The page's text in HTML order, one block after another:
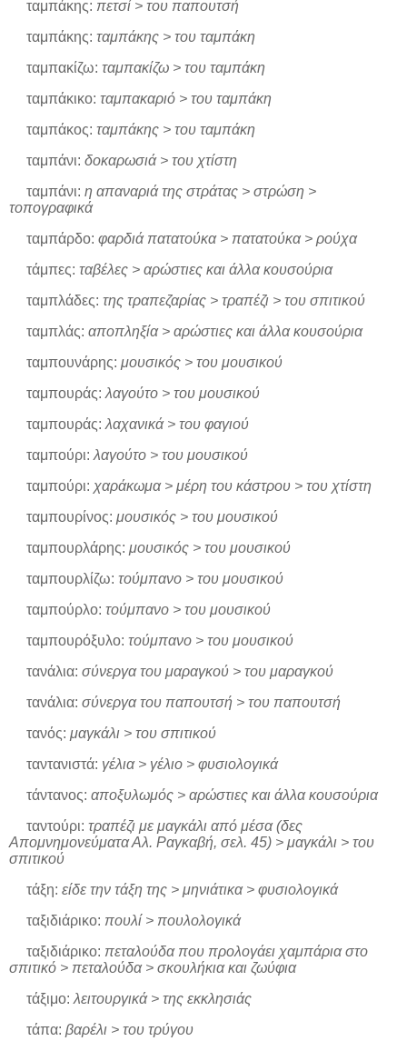
ταμπάκης: πετσί > του παπουτσή
ταμπάκης: ταμπάκης > του ταμπάκη
ταμπακίζω: ταμπακίζω > του ταμπάκη
ταμπάκικο: ταμπακαριό > του ταμπάκη
ταμπάκος: ταμπάκης > του ταμπάκη
ταμπάνι: δοκαρωσιά > του χτίστη
ταμπάνι: η απαναριά της στράτας > στρώση >
τοπογραφικά
ταμπάρδο: φαρδιά πατατούκα > πατατούκα > ρούχα
τάμπες: ταβέλες > αρώστιες και άλλα κουσούρια
ταμπλάδες: της τραπεζαρίας > τραπέζι > του σπιτικού
ταμπλάς: αποπληξία > αρώστιες και άλλα κουσούρια
ταμπουνάρης: μουσικός > του μουσικού
ταμπουράς: λαγούτο > του μουσικού
ταμπουράς: λαχανικά > του φαγιού
ταμπούρι: λαγούτο > του μουσικού
ταμπούρι: χαράκωμα > μέρη του κάστρου > του χτίστη
ταμπουρίνος: μουσικός > του μουσικού
ταμπουρλάρης: μουσικός > του μουσικού
ταμπουρλίζω: τούμπανο > του μουσικού
ταμπούρλο: τούμπανο > του μουσικού
ταμπουρόξυλο: τούμπανο > του μουσικού
τανάλια: σύνεργα του μαραγκού > του μαραγκού
τανάλια: σύνεργα του παπουτσή > του παπουτσή
τανός: μαγκάλι > του σπιτικού
ταντανιστά: γέλια > γέλιο > φυσιολογικά
τάντανος: αποξυλωμός > αρώστιες και άλλα κουσούρια
ταντούρι: τραπέζι με μαγκάλι από μέσα (δες
Απομνημονεύματα Αλ. Ραγκαβή, σελ. 45) > μαγκάλι > του
σπιτικού
τάξη: είδε την τάξη της > μηνιάτικα > φυσιολογικά
ταξιδιάρικο: πουλί > πουλολογικά
ταξιδιάρικο: πεταλούδα που προλογάει χαμπάρια στο
σπιτικό > πεταλούδα > σκουλήκια και ζωύφια
τάξιμο: λειτουργικά > της εκκλησιάς
τάπα: βαρέλι > του τρύγου